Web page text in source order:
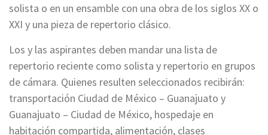
solista o en un ensamble con una obra de los siglos XX o
XXI y una pieza de repertorio clásico.
Los y las aspirantes deben mandar una lista de
repertorio reciente como solista y repertorio en grupos
de cámara. Quienes resulten seleccionados recibirán:
transportación Ciudad de México – Guanajuato y
Guanajuato – Ciudad de México, hospedaje en
habitación compartida, alimentación, clases